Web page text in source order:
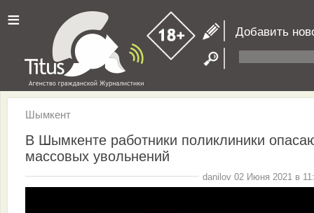
≡ Добавить
Шымкент
В Шымкенте работники поликлиники
массовых увольнений
danilov 02 Июня 2021 в